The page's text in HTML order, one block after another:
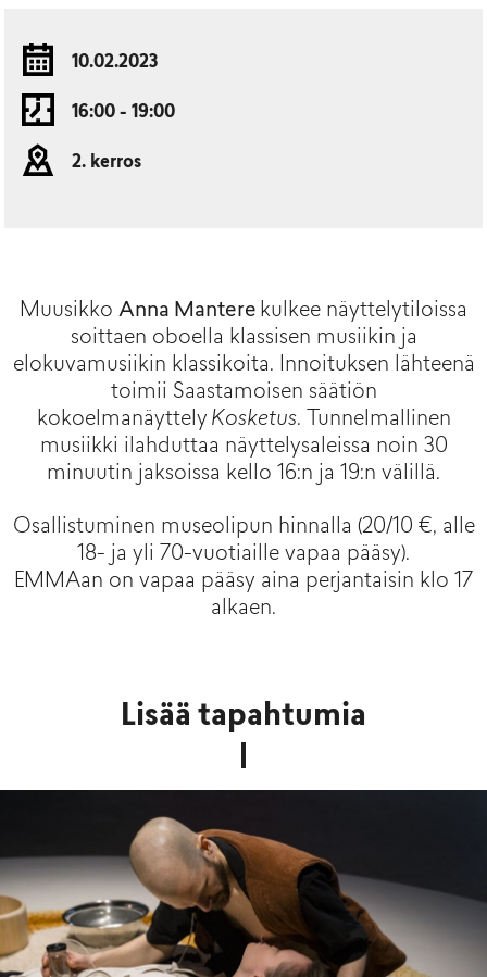
10.02.2023
16:00 - 19:00
2. kerros
Muusikko Anna Mantere kulkee näyttelytiloissa
soittaen oboella klassisen musiikin ja
elokuvamusiikin klassikoita. Innoituksen lähteenä
toimii Saastamoisen säätiön
kokoelmanäyttely Kosketus. Tunnelmallinen
musiikki ilahduttaa näyttelysaleissa noin 30
minuutin jaksoissa kello 16:n ja 19:n välillä.
Osallistuminen museolipun hinnalla (20/10 €, alle
18- ja yli 70-vuotiaille vapaa pääsy).
EMMAan on vapaa pääsy aina perjantaisin klo 17
alkaen.
Lisää tapahtumia